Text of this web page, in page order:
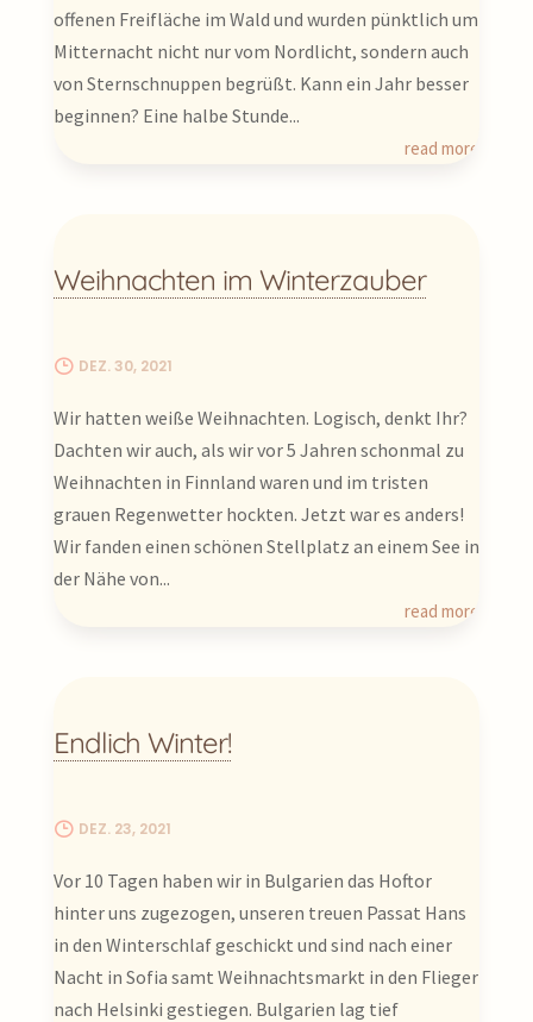
offenen Freifläche im Wald und wurden pünktlich um
Mitternacht nicht nur vom Nordlicht, sondern auch
von Sternschnuppen begrüßt. Kann ein Jahr besser
beginnen? Eine halbe Stunde...
read more
Weihnachten im Winterzauber
DEZ. 30, 2021
Wir hatten weiße Weihnachten. Logisch, denkt Ihr?
Dachten wir auch, als wir vor 5 Jahren schonmal zu
Weihnachten in Finnland waren und im tristen
grauen Regenwetter hockten. Jetzt war es anders!
Wir fanden einen schönen Stellplatz an einem See in
der Nähe von...
read more
Endlich Winter!
DEZ. 23, 2021
Vor 10 Tagen haben wir in Bulgarien das Hoftor
hinter uns zugezogen, unseren treuen Passat Hans
in den Winterschlaf geschickt und sind nach einer
Nacht in Sofia samt Weihnachtsmarkt in den Flieger
nach Helsinki gestiegen. Bulgarien lag tief